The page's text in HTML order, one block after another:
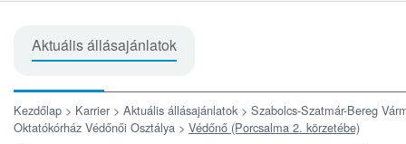
Aktuális állásajánlatok
Kezdőlap > Karrier > Aktuális állásajánlatok > Szabolcs-Szatmár-Bereg
Oktatókórház Védőnői Osztálya > Védőnő (Porcsalma 2. körzetébe)